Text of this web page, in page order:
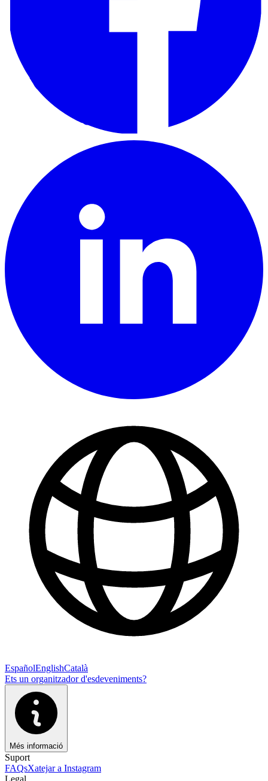
EspañolEnglishCatalà
Ets un organitzador d'esdeveniments?
Més informació
Suport
FAQsXatejar a Instagram
Legal